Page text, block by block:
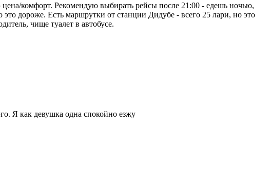
комфорт. Рекомендую выбирать рейсы после 21:00 - едешь ночью,
дороже. Есть маршрутки от станции Дидубе - всего 25 лари, но это
чище туалет в автобусе.
Я как девушка одна спокойно езжу